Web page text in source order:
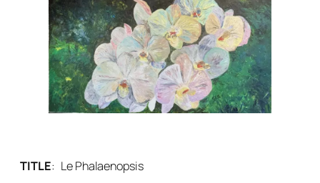
TITLE: Le Phalaenopsis